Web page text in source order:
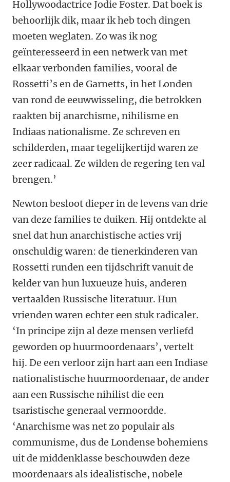
Hollywoodactrice Jodie Foster. Dat boek is
behoorlijk dik, maar ik heb toch dingen
moeten weglaten. Zo was ik nog
geïnteresseerd in een netwerk van met
elkaar verbonden families, vooral de
Rossetti’s en de Garnetts, in het Londen
van rond de eeuwwisseling, die betrokken
raakten bij anarchisme, nihilisme en
Indiaas nationalisme. Ze schreven en
schilderden, maar tegelijkertijd waren ze
zeer radicaal. Ze wilden de regering ten val
brengen.’
Newton besloot dieper in de levens van drie
van deze families te duiken. Hij ontdekte al
snel dat hun anarchistische acties vrij
onschuldig waren: de tienerkinderen van
Rossetti runden een tijdschrift vanuit de
kelder van hun luxueuze huis, anderen
vertaalden Russische literatuur. Hun
vrienden waren echter een stuk radicaler.
‘In principe zijn al deze mensen verliefd
geworden op huurmoordenaars’, vertelt
hij. De een verloor zijn hart aan een Indiase
nationalistische huurmoordenaar, de ander
aan een Russische nihilist die een
tsaristische generaal vermoordde.
‘Anarchisme was net zo populair als
communisme, dus de Londense bohemiens
uit de middenklasse beschouwden deze
moordenaars als idealistische, nobele